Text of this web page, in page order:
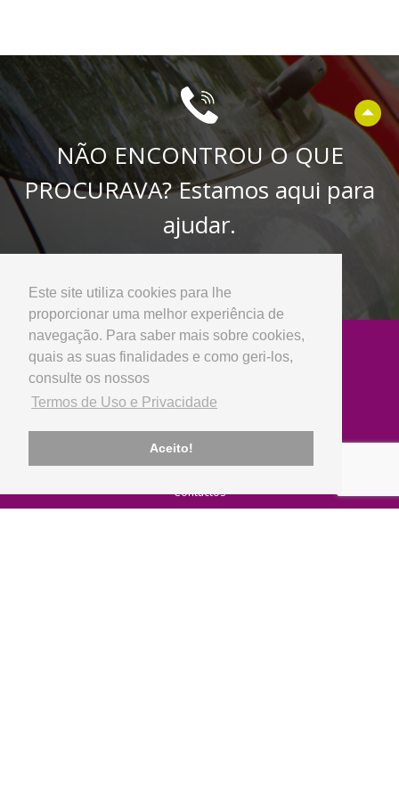
Este site utiliza cookies para lhe
proporcionar uma melhor experiência de
navegação. Para saber mais sobre cookies,
quais as suas finalidades e como geri-los,
consulte os nossos
Termos de Uso e Privacidade
Aceito!
NÃO ENCONTROU O QUE
PROCURAVA? Estamos aqui para
ajudar.
Empresa
Contactos